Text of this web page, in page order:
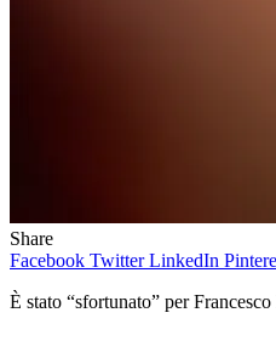
Share
Facebook Twitter LinkedIn
È stato “sfortunato” per